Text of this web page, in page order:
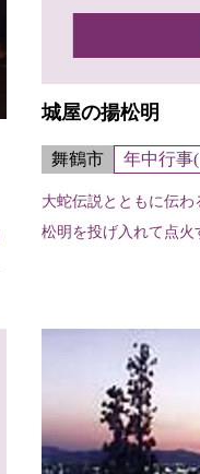
城屋の揚松明
舞鶴市 年中行事
大蛇伝説とともに伝
松明を投げ入れて点火